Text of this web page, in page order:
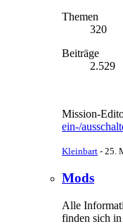
Themen
320
Beiträge
2.529
Mission-
ein-/
Kleinbart - 25.
Mods
Alle
finden sich